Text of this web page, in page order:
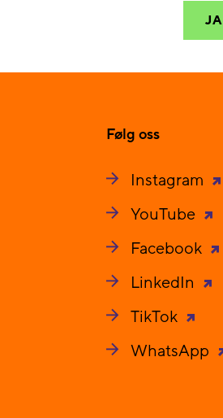
JA
Følg oss
Instagram
YouTube
Facebook
LinkedIn
TikTok
WhatsApp